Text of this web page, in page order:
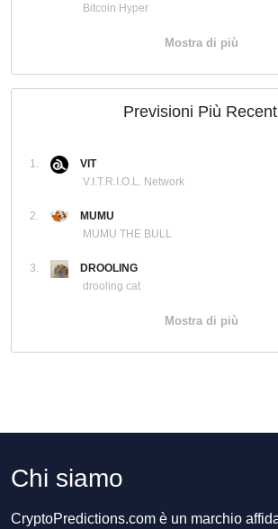
Bitcoin Hyper
Mostra di più
Previsioni Più
1.
VIT
V.I.T.R.I.O.L. Network
2.
MUMU
MUMU THE BULL
3.
DROOLING
drooling cat
Mostra di più
Chi siamo
CryptoPredictions.com è un marchio